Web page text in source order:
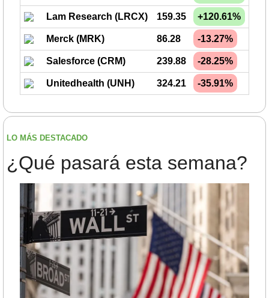
Lam Research (LRCX) 159.35 +120.61%
Merck (MRK) 86.28 -13.27%
Salesforce (CRM) 239.88 -28.25%
Unitedhealth (UNH) 324.21 -35.91%
LO MÁS DESTACADO
¿Qué pasará esta semana?